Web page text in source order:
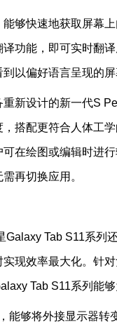
够快速地获取屏幕
功能，即可实时翻
以偏好语言呈现的屏
新设计的新一代S
搭配更符合人体工
在绘图或编辑时进
再切换应用。
Galaxy Tab S11系
现效率最大化。针
Tab S11系列能
能够将外接显示器